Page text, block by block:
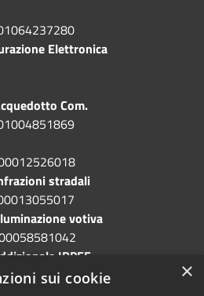
Elettronica
Com.
stradali
votiva
IRPEF
×
sui cookie